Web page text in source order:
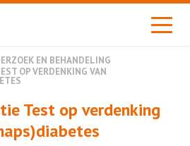
EN BEHANDELING
OP VERDENKING VAN
Test op verdenking